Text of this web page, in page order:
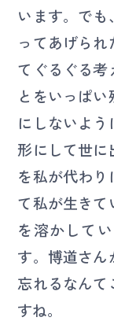
います。で
ってあげら
てぐるぐる考
とをいっぱ
にしないよ
形にして世に
を私が代わり
て私が生きて
を溶かして
す。博道さん
忘れるなん
すね。